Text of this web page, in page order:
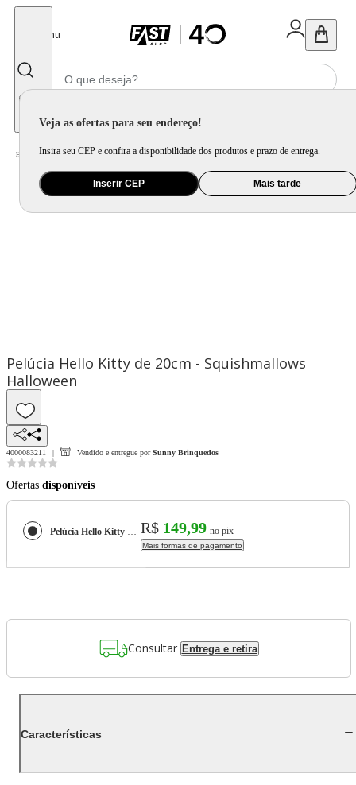
Menu
Veja as ofertas para seu endereço!
Insira seu CEP e confira a disponibilidade dos produtos e prazo de entrega.
Inserir CEP Mais tarde
Home Brinquedo e Colecionável / Primeira Infância e Pelúcia
Pelúcia Hello Kitty de 20cm - Squishmallows
Halloween
4000083211 Vendido e entregue por Sunny Brinquedos
Ofertas disponíveis
Pelúcia Hello Kitty de 20cm - Squishmallows Halloween R$ 149,99 no pix
Mais formas de pagamento
Consultar Entrega e retira
Características